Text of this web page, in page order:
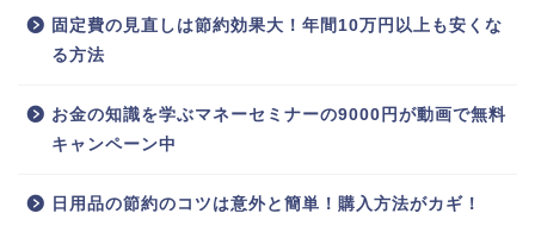
固定費の見直しは節約効果大！年間10万円以上も安くな
る方法
お金の知識を学ぶマネーセミナーの9000円が動画で無料
キャンペーン中
日用品の節約のコツは意外と簡単！購入方法がカギ！